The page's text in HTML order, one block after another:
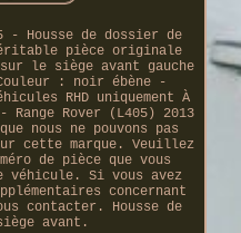
- Housse de dossier de
pièce originale
le siège avant gauche
: noir ébène -
RHD uniquement À
Rover (L405) 2013
nous ne pouvons pas
cette marque. Veuillez
de pièce que vous
véhicule. Si vous avez
concernant
contacter. Housse de
avant.